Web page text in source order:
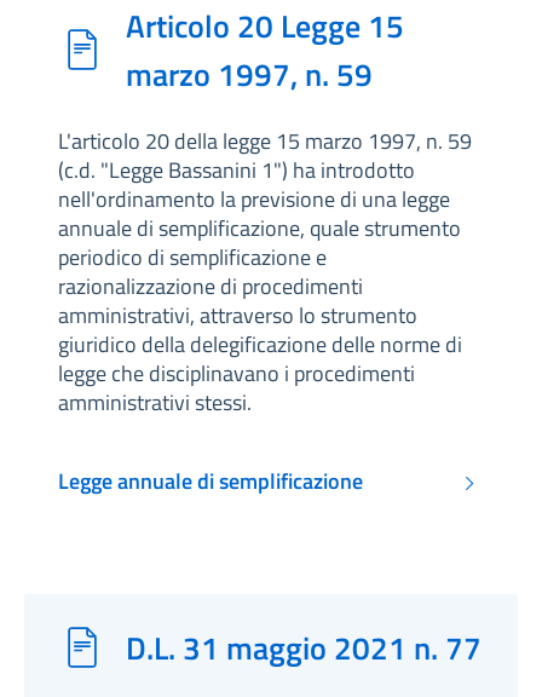
Articolo 20 Legge 15
marzo 1997, n. 59
L'articolo 20 della legge 15 marzo 1997, n. 59
(c.d. "Legge Bassanini 1") ha introdotto
nell'ordinamento la previsione di una legge
annuale di semplificazione, quale strumento
periodico di semplificazione e
razionalizzazione di procedimenti
amministrativi, attraverso lo strumento
giuridico della delegificazione delle norme di
legge che disciplinavano i procedimenti
amministrativi stessi.
Legge annuale di semplificazione
D.L. 31 maggio 2021 n. 77